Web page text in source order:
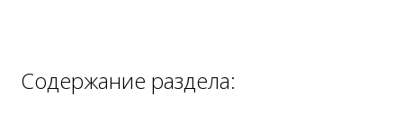
Содержание раздела: